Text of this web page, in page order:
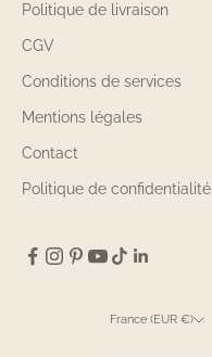
Politique de livraison
CGV
Conditions de services
Mentions légales
Contact
Politique de confidentialité
France (EUR €)